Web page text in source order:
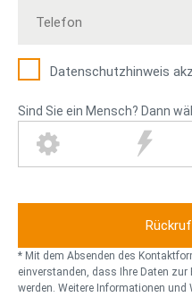
Datenschutz­hinweis
Sind Sie ein Mensch? Dann
Z
a
n
a
d
l
t
z
* Mit dem Absenden des
einverstanden, dass Ihre Daten
werden. Weitere Informationen